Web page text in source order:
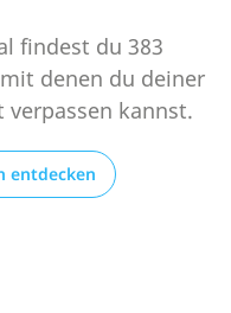
findest du 383
denen du deiner
verpassen kannst.
entdecken